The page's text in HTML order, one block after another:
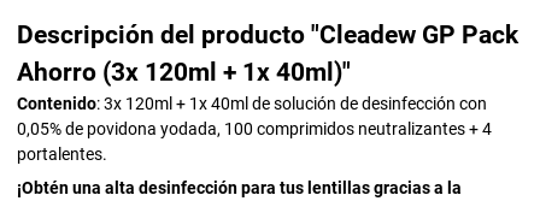
Descripción del producto "Cleadew GP Pack
Ahorro (3x 120ml + 1x 40ml)"
Contenido: 3x 120ml + 1x 40ml de solución de desinfección con
0,05% de povidona yodada, 100 comprimidos neutralizantes + 4
portalentes.
¡Obtén una alta desinfección para tus lentillas gracias a la